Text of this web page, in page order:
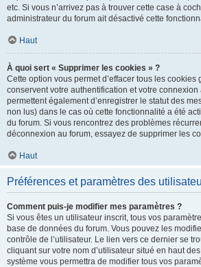
etc. Si vous n’arrivez pas à trouver cette case à
administrateur du forum ait désactivé cette
Haut
À quoi sert « Supprimer les cookies » ?
Cette option vous permet d’effacer tous les cookies
conservent votre authentification et votre
permettent également d’enregistrer le statut des
non lus) dans le cas où cette fonctionnalité a été
du forum. Si vous rencontrez des problèmes
déconnexion au forum, essayez de supprimer les
Haut
Préférences et paramètres des
Comment puis-je modifier mes paramètres ?
Si vous êtes un utilisateur inscrit, tous vos
base de données du forum. Vous pouvez les
contrôle de l’utilisateur. Le lien vers ce dernier se
cliquant sur votre nom d’utilisateur situé en haut
système vous permettra de modifier tous vos